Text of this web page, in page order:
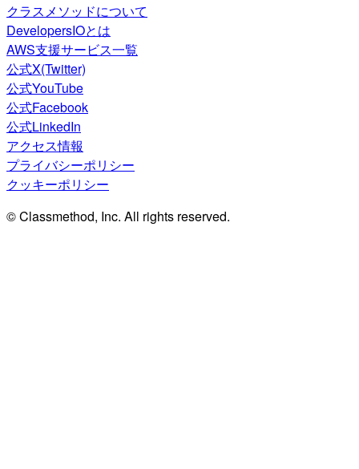
クラスメソッドについて
DevelopersIOとは
AWS支援サービス一覧
公式X(Twitter)
公式YouTube
公式Facebook
公式LinkedIn
アクセス情報
プライバシーポリシー
クッキーポリシー
© Classmethod, Inc. All rights reserved.